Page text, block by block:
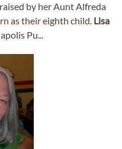
by her Aunt Alfreda
as their eighth child. Lisa
Pu...